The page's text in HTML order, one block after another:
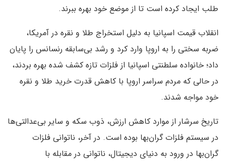
طلب ایجاد کرده است تا از موضع خود بهره ببرند.
انقلاب قیمت اسپانیا به دلیل استخراج طلا و نقره در آمریکا،
ضربه سختی را به اروپا وارد کرد و رشد بی‌سابقه رنسانس را پایان
داد؛ خانواده سلطنتی اسپانیا از فلزات تازه کشف شده بهره بردند،
در حالی که مردم سراسر اروپا با کاهش قدرت خرید طلا و نقره
خود مواجه شدند.
تاریخ سرشار از موارد کاهش ارزش، ذوب سکه و سایر بی‌عدالتی‌ها
در سیستم فلزات گران‌بها بوده است. در آخر، ناتوانی فلزات
گران‌بها در ورود به دنیای دیجیتال، ناتوانی در مقابله با